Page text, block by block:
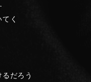
く
だろう